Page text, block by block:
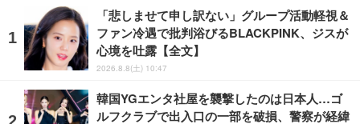
「悲しませて申し訳ない」グループ活動軽視＆
ファン冷遇で批判浴びるBLACKPINK、ジスが
心境を吐露【全文】
2026.8.8(土) 10:47
韓国YGエンタ社屋を襲撃したのは日本人…ゴ
ルフクラブで出入口の一部を破損、警察が経緯